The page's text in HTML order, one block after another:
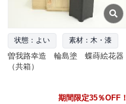
状態：よい 素材：木・漆
曽我路幸造 輪島塗 蝶蒔絵花器
（共箱）
期間限定35％OFF！